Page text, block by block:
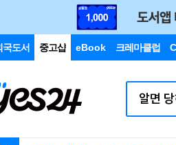
국도서 중고샵 eBook 크레마클럽